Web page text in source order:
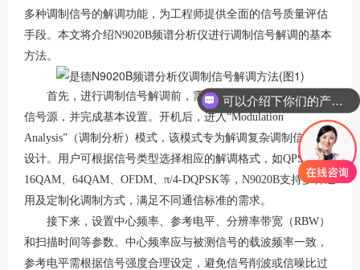
多种调制信号的解调功能，为工程师提供全面的信号质量评估
手段。本文将介绍N9020B频谱分析仪进行调制信号解调的基本
方法。
首先，进行调制信号解调前，需确保仪器已正确连接被测
信号源，并完成基本设置。开机后，进入“Modulation
Analysis”（调制分析）模式，该模式专为解调复杂调制信号而
设计。用户可根据信号类型选择相应的解调格式，如QPSK、
16QAM、64QAM、OFDM、π/4-DQPSK等，N9020B支持多种通
用及定制化调制方式，满足不同通信标准的需求。
接下来，设置中心频率、参考电平、分辨率带宽（RBW）
和扫描时间等参数。中心频率应与被测信号的载波频率一致，
参考电平需根据信号强度合理设定，避免信号削波或信噪比过
可以介绍下你们的产品么？